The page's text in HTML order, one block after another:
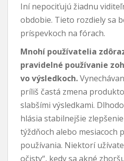
Iní nepociťujú žiadnu
obdobie. Tieto rozdiely sa
príspevkoch na fórach.
Mnohí používatelia
pravidelné používanie
vo výsledkoch.
príliš častá zmena
slabšími výsledkami.
hlásia stabilnejšie
týždňoch alebo mesiacoch
používania. Niektorí
očisty“, kedy sa akné